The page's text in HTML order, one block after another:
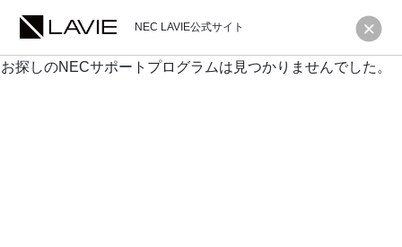
NEC LAVIE公式サイト
お探しのNECサポートプログラムは見つかりませんでした。